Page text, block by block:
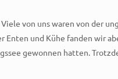
von uns waren von der
und Kühe fanden wir
gewonnen hatten.